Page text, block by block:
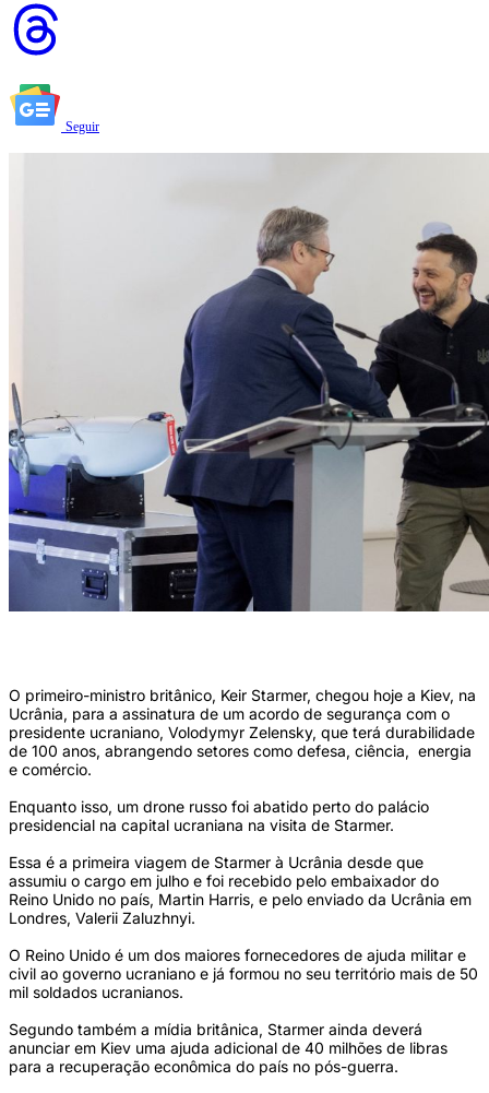
Seguir
O primeiro-ministro britânico, Keir Starmer, chegou hoje a Kiev, na
Ucrânia, para a assinatura de um acordo de segurança com o
presidente ucraniano, Volodymyr Zelensky, que terá durabilidade
de 100 anos, abrangendo setores como defesa, ciência, energia
e comércio.
Enquanto isso, um drone russo foi abatido perto do palácio
presidencial na capital ucraniana na visita de Starmer.
Essa é a primeira viagem de Starmer à Ucrânia desde que
assumiu o cargo em julho e foi recebido pelo embaixador do
Reino Unido no país, Martin Harris, e pelo enviado da Ucrânia em
Londres, Valerii Zaluzhnyi.
O Reino Unido é um dos maiores fornecedores de ajuda militar e
civil ao governo ucraniano e já formou no seu território mais de 50
mil soldados ucranianos.
Segundo também a mídia britânica, Starmer ainda deverá
anunciar em Kiev uma ajuda adicional de 40 milhões de libras
para a recuperação econômica do país no pós-guerra.